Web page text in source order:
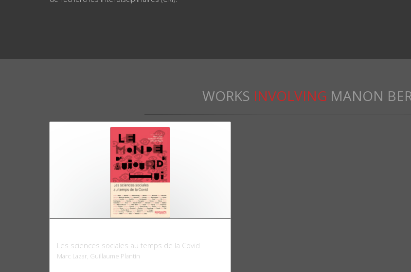
WORKS INVOLVING MANON
Les sciences sociales au temps de la Covid
Marc Lazar, Guillaume Plantin